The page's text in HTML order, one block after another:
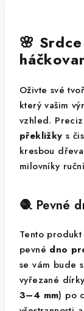
🌸
Oživte své
který vašim
vzhled.
překližky s
kresbou
milovníky
🧶 Pevné
Tento
pevné dno
se vám bude
vyřezané
3–4 mm) po